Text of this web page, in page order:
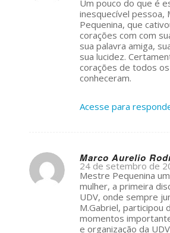
Um pouco do que é
inesquecível pessoa,
Pequenina, que
corações com com
sua palavra amiga,
sua lucidez.
corações de todos
conheceram.
Acesse para
Marco Aurelio
s
ays:
24 de setembro de
Mestre Pequenina
mulher, a primeira
UDV, onde sempre
M.Gabriel, participou
momentos
e organização da